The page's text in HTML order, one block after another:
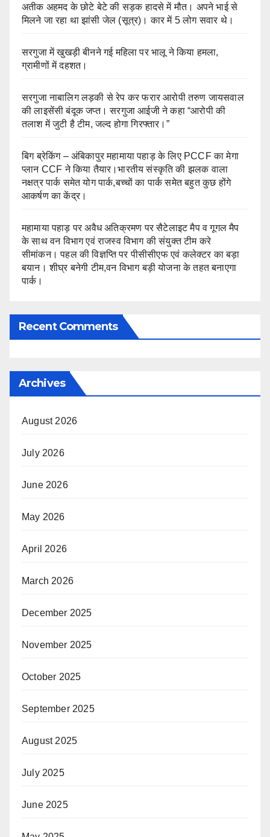
अतीक अहमद के छोटे बेटे की सड़क हादसे में मौत। अपने भाई से
मिलने जा रहा था झांसी जेल (सूत्र)। कार में 5 लोग सवार थे।
सरगुजा में खुखड़ी बीनने गई महिला पर भालू ने किया हमला,
ग्रामीणों में दहशत।
सरगुजा नाबालिग लड़की से रेप कर फरार आरोपी तरुण जायसवाल
की लाइसेंसी बंदूक जप्त। सरगुजा आईजी ने कहा “आरोपी की
तलाश में जुटी है टीम, जल्द होगा गिरफ्तार।”
बिग ब्रेकिंग – अंबिकापुर महामाया पहाड़ के लिए PCCF का मेगा
प्लान CCF ने किया तैयार।भारतीय संस्कृति की झलक वाला
नक्षत्र पार्क समेत योग पार्क,बच्चों का पार्क समेत बहुत कुछ होंगे
आकर्षण का केंद्र।
महामाया पहाड़ पर अवैध अतिक्रमण पर सैटेलाइट मैप व गूगल मैप
के साथ वन विभाग एवं राजस्व विभाग की संयुक्त टीम करे
सीमांकन। पहल की विज्ञप्ति पर पीसीसीएफ एवं कलेक्टर का बड़ा
बयान। शीघ्र बनेगी टीम,वन विभाग बड़ी योजना के तहत बनाएगा
पार्क।
Recent Comments
Archives
August 2026
July 2026
June 2026
May 2026
April 2026
March 2026
December 2025
November 2025
October 2025
September 2025
August 2025
July 2025
June 2025